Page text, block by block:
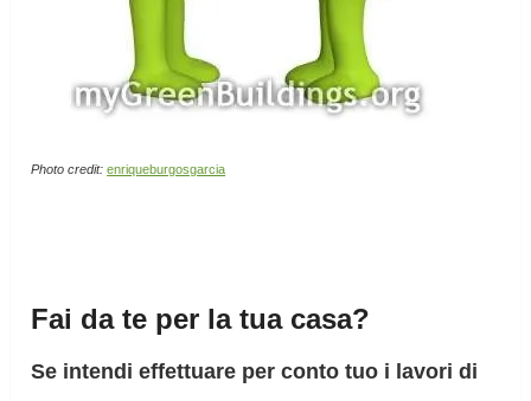
Photo credit: enriqueburgosgarcia
Fai da te per la tua casa?
Se intendi effettuare per conto tuo i lavori di